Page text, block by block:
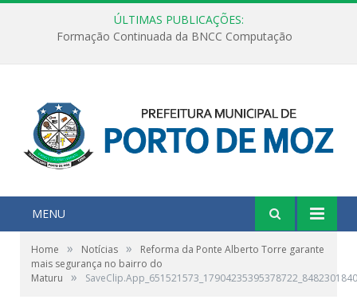
ÚLTIMAS PUBLICAÇÕES:
Formação Continuada da BNCC Computação
MENU
Home » Notícias »
Reforma da Ponte Alberto Torre garante
mais segurança no bairro do
Maturu
»